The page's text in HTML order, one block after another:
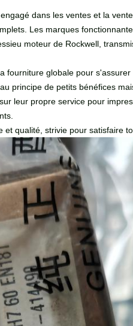
dans les ventes et la
Les marques
moteur de Rockwell,
fourniture globale pour
principe de petits bénéfices
leur propre service pour
qualité, strivie pour satisfaire